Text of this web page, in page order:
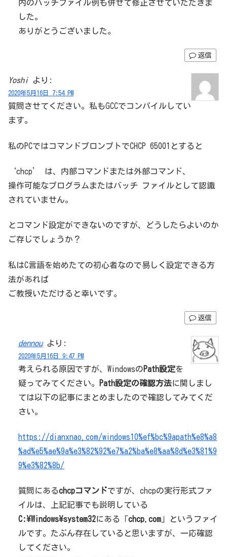
内のバッチファイル例も併せて修正させていただきま
した。
ありがとうございました。
返信
Yoshi より:
2020年5月16日 7:54 PM
質問させてください。私もGCCでコンパイルしてい
ます。
私のPCではコマンドプロンプトでCHCP 65001とすると
‘chcp’ は、内部コマンドまたは外部コマンド、
操作可能なプログラムまたはバッチ ファイルとして認識
されていません。
とコマンド設定ができないのですが、どうしたらよいのか
ご存じでしょうか？
私はC言語を始めたての初心者なので易しく設定できる方
法があれば
ご教授いただけると幸いです。
返信
dennou より:
2020年5月16日 9:47 PM
考えられる原因ですが、WindowsのPath設定を
疑ってみてください。
Path設定の確認方法に関しまし
ては以下の記事にまとめましたので確認してみてくだ
さい。
https://dianxnao.com/windows10%ef%bc%9apath%e8%a8
%ad%e5%ae%9a%e3%82%92%e7%a2%ba%e8%aa%8d%e3%81%9
9%e3%82%8b/
質問にあるchcpコマンドですが、chcpの実行形式ファ
イルは、上記記事でも説明している
C:\Windows\system32にある「chcp.com 」というファイ
ルです。たぶん存在していると思いますが、一応確認
してください。